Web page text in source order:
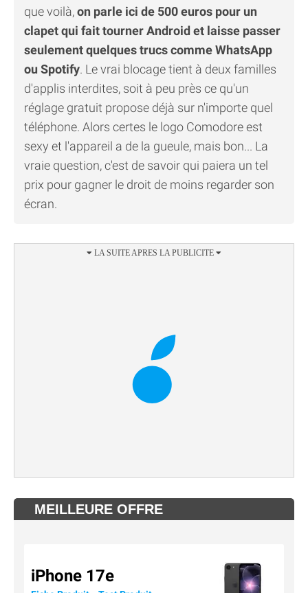
que voilà,on parle ici de 500 euros pour un
clapet qui fait tourner Android et laisse passer
seulement quelques trucs comme WhatsApp
ou Spotify. Le vrai blocage tient à deux familles
d'applis interdites, soit à peu près ce qu'un
réglage gratuit propose déjà sur n'importe quel
téléphone. Alors certes le logo Comodore est
sexy et l'appareil a de la gueule, mais bon... La
vraie question, c'est de savoir qui paiera un tel
prix pour gagner le droit de moins regarder son
écran.
MEILLEURE OFFRE
iPhone 17e